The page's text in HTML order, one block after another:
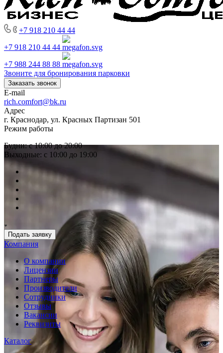
+7 918 210 44 44
+7 918 210 44 44
+7 988 244 88 88
Звоните для бронирования парковки
Заказать звонок
E-mail
rich.comfort@bk.ru
Адрес
г. Краснодар, ул. Красных Партизан 501
Режим работы
Будни: с 10:00 до 20:00
Выходные: с 10:00 до 19:00
Подать заявку
Компания
О компании
Лицензии
Партнеры
Производители
Сотрудники
Отзывы
Вакансии
Реквизиты
Каталог